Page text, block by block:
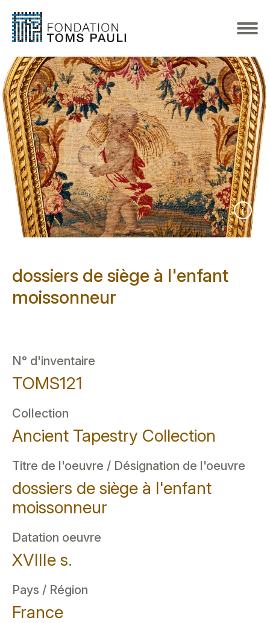
dossiers de siège à l'enfant
moissonneur
N° d'inventaire
TOMS121
Collection
Ancient Tapestry Collection
Titre de l'oeuvre / Désignation de l'oeuvre
dossiers de siège à l'enfant
moissonneur
Datation oeuvre
XVIIIe s.
Pays / Région
France